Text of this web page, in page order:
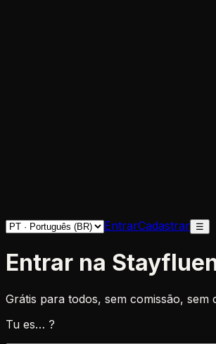
EntrarCadastrar ☰
Entrar na
Grátis para todos, sem comissão, sem
Tu es… ?